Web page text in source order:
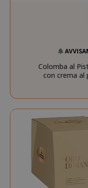
Colomba al
con crema al